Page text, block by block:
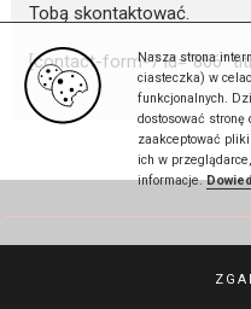
Nasza strona
ciasteczka) w
funkcjonalnych.
dostosować stronę
zaakceptować
ich w
informacje.
Tobą skontaktować.
[contact-form-7 id=”866″